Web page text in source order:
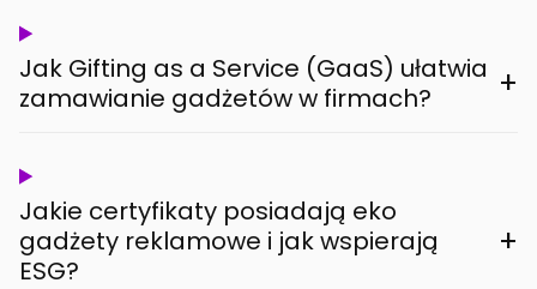
Jak Gifting as a Service (GaaS) ułatwia
zamawianie gadżetów w firmach?
+
Jakie certyfikaty posiadają eko
gadżety reklamowe i jak wspierają
ESG?
+